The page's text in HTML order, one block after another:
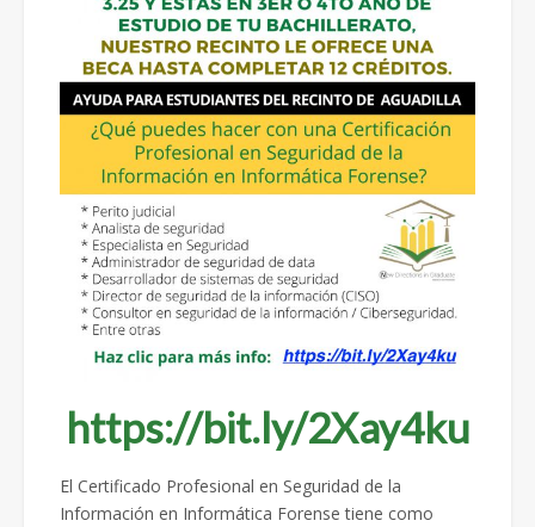
https://bit.ly/2Xay4ku
El Certificado Profesional en Seguridad de la
Información en Informática Forense tiene como